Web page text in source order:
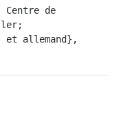
et allemand},